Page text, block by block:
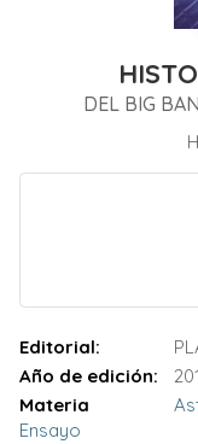
DEL BIG
Editorial:
Año de edición:
Materia
Ensayo